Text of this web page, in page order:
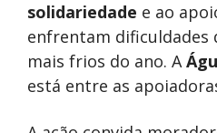
solidariedade e ao
enfrentam dificuldades
mais frios do ano. A
está entre as